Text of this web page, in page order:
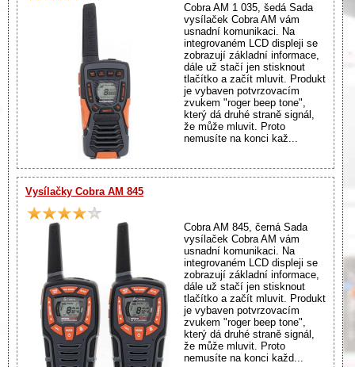
Cobra AM 1 035, šedá Sada
vysílaček Cobra AM vám
usnadní komunikaci. Na
integrovaném LCD displeji se
zobrazují základní informace,
dále už stačí jen stisknout
tlačítko a začít mluvit. Produkt
je vybaven potvrzovacím
zvukem "roger beep tone",
který dá druhé straně signál,
že může mluvit. Proto
nemusíte na konci kaž...
Vysílačky Cobra AM 845
Cobra AM 845, černá Sada
vysílaček Cobra AM vám
usnadní komunikaci. Na
integrovaném LCD displeji se
zobrazují základní informace,
dále už stačí jen stisknout
tlačítko a začít mluvit. Produkt
je vybaven potvrzovacím
zvukem "roger beep tone",
který dá druhé straně signál,
že může mluvit. Proto
nemusíte na konci každ...